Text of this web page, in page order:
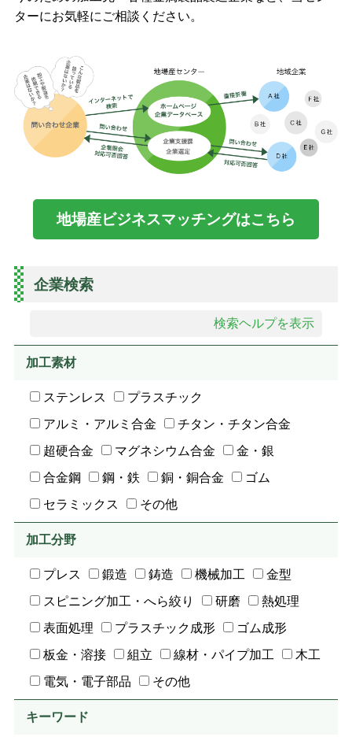
ターにお気軽にご相談ください。
地場産ビジネスマッチングはこちら
企業検索
検索ヘルプを表示
加工素材
ステンレス
プラスチック
アルミ・アルミ合金
チタン・チタン合金
超硬合金
マグネシウム合金
金・銀
合金鋼
鋼・鉄 銅・銅合金
ゴム
セラミックス
その他
加工分野
プレス 鍛造 鋳造 機械加工
金型
スピニング加工・へら絞り
研磨
熱処理
表面処理
プラスチック成形
ゴム成形
板金・溶接
組立 線材・パイプ加工
木工
電気・電子部品
その他
キーワード